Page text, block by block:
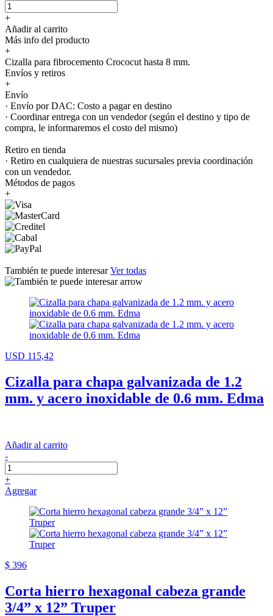
+
Añadir al carrito
Más info del producto
+
Cizalla para fibrocemento Crococut hasta 8 mm.
Envíos y retiros
+
Envío
· Envío por DAC: Costo a pagar en destino
· Coordinar entrega con un vendedor (según el destino y tipo de
compra, le informaremos el costo del mismo)
Retiro en tienda
· Retiro en cualquiera de nuestras sucursales previa coordinación
con un vendedor.
Métodos de pagos
+
También te puede interesarVer todas
USD 115,42
Cizalla para chapa galvanizada de 1.2
mm. y acero inoxidable de 0.6 mm. Edma
Añadir al carrito
-
+
Agregar
$ 396
Corta hierro hexagonal cabeza grande
3/4” x 12” Truper